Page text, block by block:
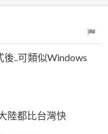
後..可類似Windows
陸都比台灣快